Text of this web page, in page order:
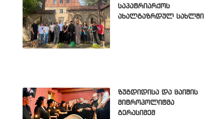
საპატრიარქოს
ახალგაზრდულ სახლში
ზუგდიდისა და ცაიშის
მიტროპოლიტმა
გერასიმემ